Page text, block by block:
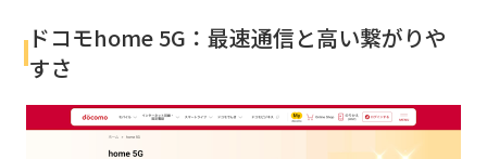
ドコモhome 5G：最速通信と高い繋がりや
すさ